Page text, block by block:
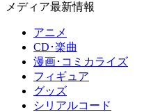
メディア最新情報
アニメ
CD･楽曲
漫画･コミカライズ
フィギュア
グッズ
シリアルコード